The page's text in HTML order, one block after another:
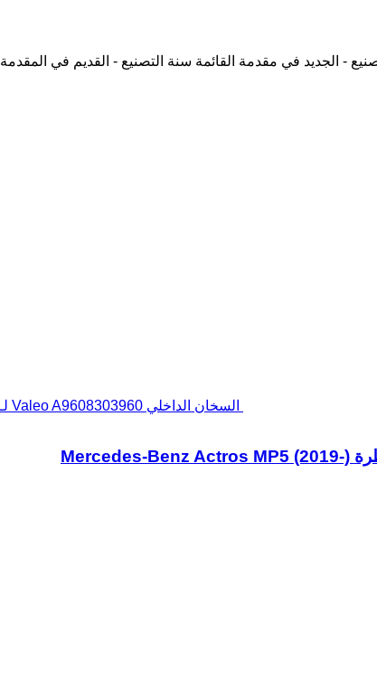
- الجديد في مقدمة القائمة سنة التصنيع - القديم في المقدمة
السخان الداخلي Valeo A9608303960 لـ السيارات القاطرة Mercedes-Benz Actros MP5 (2019-)